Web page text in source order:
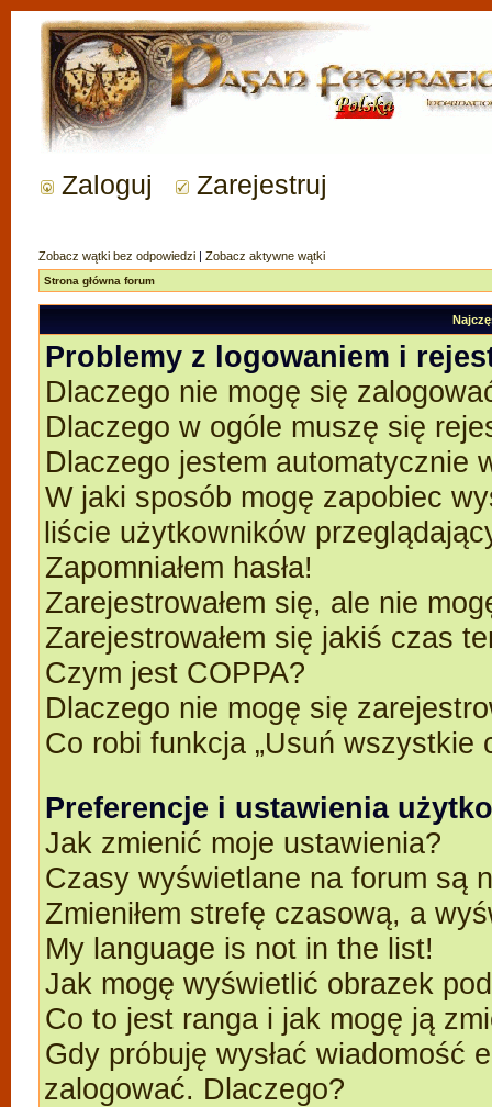
Zaloguj Zarejestruj
Zobacz wątki bez odpowiedzi | Zobacz aktywne wątki
Strona główna forum
Problemy z logowaniem i
Dlaczego nie mogę się
Dlaczego w ogóle muszę się
Dlaczego jestem automatycznie
W jaki sposób mogę zapobiec
liście użytkowników
Zapomniałem hasła!
Zarejestrowałem się, ale nie
Zarejestrowałem się jakiś czas
Czym jest COPPA?
Dlaczego nie mogę się
Co robi funkcja „Usuń wszystkie
Preferencje i ustawienia
Jak zmienić moje ustawienia?
Czasy wyświetlane na forum są
Zmieniłem strefę czasową, a
My language is not in the list!
Jak mogę wyświetlić obrazek
Co to jest ranga i jak mogę ją
Gdy próbuję wysłać wiadomość
zalogować. Dlaczego?